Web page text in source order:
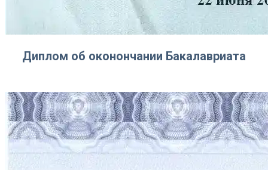
Диплом об оконончании Бакалавриата